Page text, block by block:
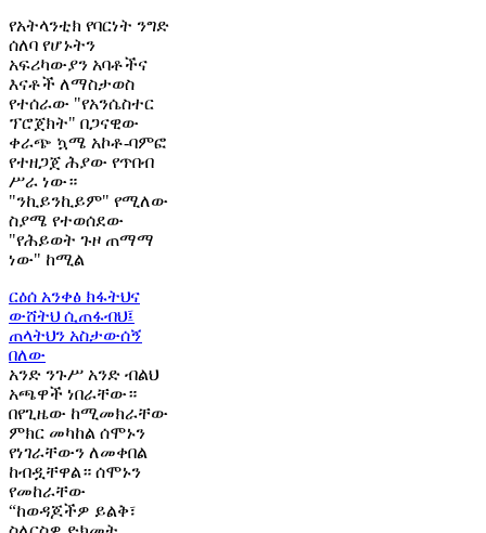
የአትላንቲክ የባርነት ንግድ
ሰለባ የሆኑትን
አፍሪካውያን አባቶችና
እናቶች ለማስታወስ
የተሰራው "የአንሴስተር
ፕሮጀክት" በጋናዊው
ቀራጭ ኳሜ አኮቶ-ባምፎ
የተዘጋጀ ሕያው የጥበብ
ሥራ ነው።
"ንኪይንኪይም" የሚለው
ስያሜ የተወሰደው
"የሕይወት ጉዞ ጠማማ
ነው" ከሚል
ርዕሰ አንቀፅ ክፋትህና
ውሸትህ ሲጠፋብህ፤
ጠላትህን አስታውሰኝ
በለው
አንድ ንጉሥ አንድ ብልህ
አጫዋች ነበራቸው።
በየጊዜው ከሚመክራቸው
ምክር መካከል ሰሞኑን
የነገራቸውን ለመቀበል
ከብዷቸዋል። ሰሞኑን
የመከራቸው
“ከወዳጆችዎ ይልቅ፣